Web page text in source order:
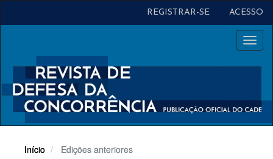
Lateral
REGISTRAR-SE ACESSO
Início Edições anteriores